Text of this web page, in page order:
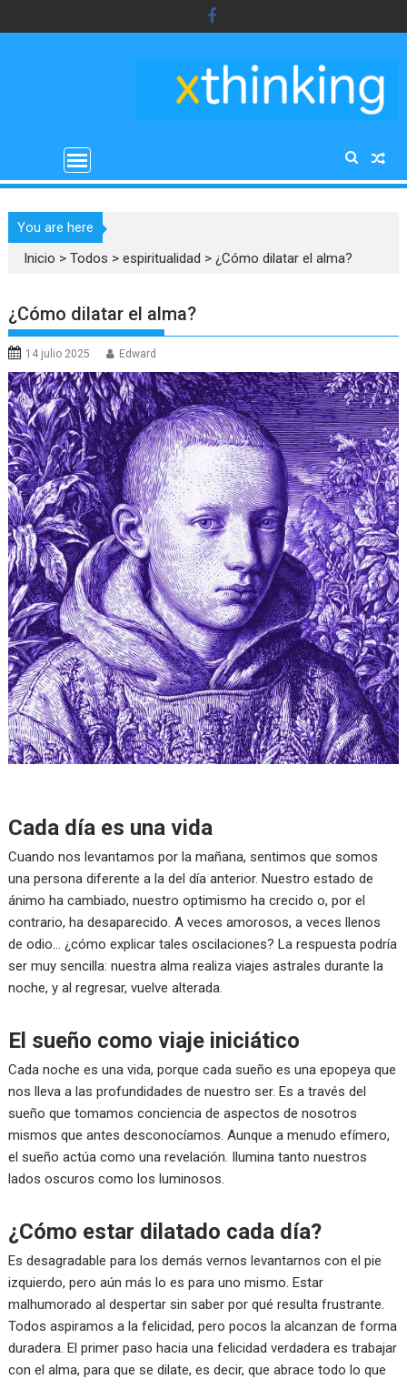
al
You are here
Inicio >Todos >espiritualidad >¿Cómo dilatar el alma?
¿Cómo dilatar el alma?
14 julio 2025 Edward
Cada día es una vida
Cuando nos levantamos por la mañana, sentimos que somos
una persona diferente a la del día anterior. Nuestro estado de
ánimo ha cambiado, nuestro optimismo ha crecido o, por el
contrario, ha desaparecido. A veces amorosos, a veces llenos
de odio… ¿cómo explicar tales oscilaciones? La respuesta podría
ser muy sencilla: nuestra alma realiza viajes astrales durante la
noche, y al regresar, vuelve alterada.
El sueño como viaje iniciático
Cada noche es una vida, porque cada sueño es una epopeya que
nos lleva a las profundidades de nuestro ser. Es a través del
sueño que tomamos conciencia de aspectos de nosotros
mismos que antes desconocíamos. Aunque a menudo efímero,
el sueño actúa como una revelación. Ilumina tanto nuestros
lados oscuros como los luminosos.
¿Cómo estar dilatado cada día?
Es desagradable para los demás vernos levantarnos con el pie
izquierdo, pero aún más lo es para uno mismo. Estar
malhumorado al despertar sin saber por qué resulta frustrante.
Todos aspiramos a la felicidad, pero pocos la alcanzan de forma
duradera. El primer paso hacia una felicidad verdadera es trabajar
con el alma, para que se dilate, es decir, que abrace todo lo que